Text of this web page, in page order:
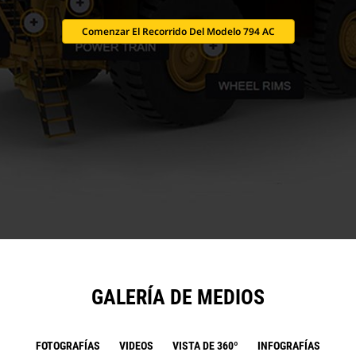
Comenzar El Recorrido Del Modelo 794 AC
GALERÍA DE MEDIOS
FOTOGRAFÍAS VIDEOS VISTA DE 360º INFOGRAFÍAS